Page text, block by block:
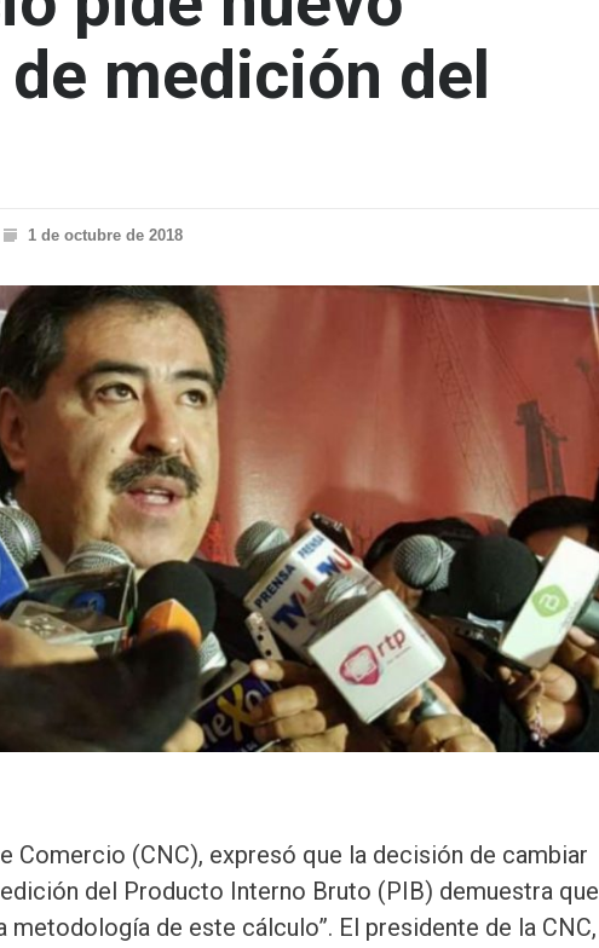
medición del
1 de octubre de 2018
Comercio (CNC), expresó que la decisión de cambiar
del Producto Interno Bruto (PIB) demuestra que
metodología de este cálculo”. El presidente de la CNC,